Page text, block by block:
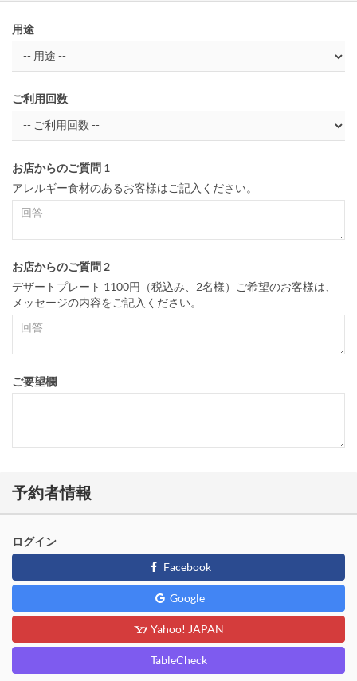
用途
ご利用回数
お店からのご質問 1
アレルギー食材のあるお客様はご記入ください。
お店からのご質問 2
デザートプレート 1100円（税込み、2名様）ご希望のお客様は、
メッセージの内容をご記入ください。
ご要望欄
予約者情報
ログイン
Facebook
Google
Yahoo! JAPAN
TableCheck